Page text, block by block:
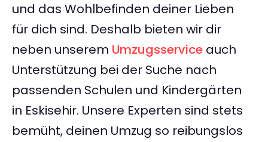
und das Wohlbefinden deiner Lieben
für dich sind. Deshalb bieten wir dir
neben unserem Umzugsservice auch
Unterstützung bei der Suche nach
passenden Schulen und Kindergärten
in Eskisehir. Unsere Experten sind stets
bemüht, deinen Umzug so reibungslos